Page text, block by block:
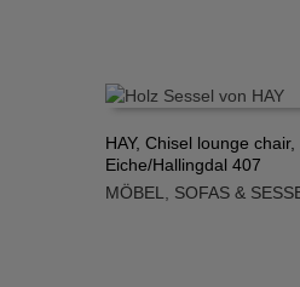
IN DEN WARENKORB
HAY, Chisel lounge chair,
Eiche/Hallingdal 407
MÖBEL, SOFAS &